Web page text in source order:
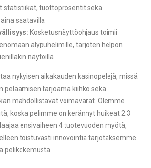
statistiikat, tuottoprosentit sekä
saatavilla
Kosketusnäyttöohjaus toimii
älypuhelimille, tarjoten helpon
näytöillä
nykyisen aikakauden kasinopelejä, missä
pelaamisen tarjoama kiihko sekä
mahdollistavat voimavarat. Olemme
koska pelimme on kerännyt huikeat 2.3
ensivaiheen 4 tuotevuoden myötä,
toistuvasti innovointia tarjotaksemme
pelikokemusta.